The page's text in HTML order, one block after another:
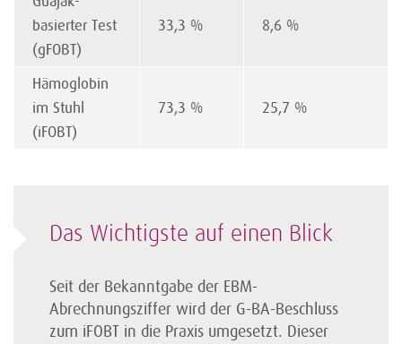
basierter Test
(gFOBT)
33,3 % 8,6 %
Hämoglobin
im Stuhl
(iFOBT)
73,3 % 25,7 %
Das Wichtigste auf einen Blick
Seit der Bekanntgabe der EBM-
Abrechnungsziffer wird der G-BA-Beschluss
zum iFOBT in die Praxis umgesetzt. Dieser